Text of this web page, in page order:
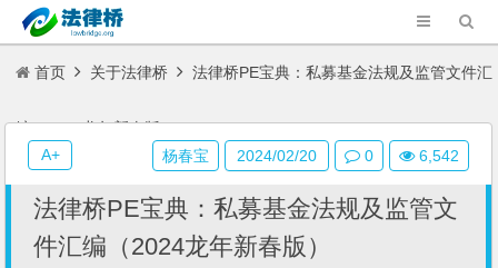
首页 关于法律桥 法律桥PE宝典：私募基金法规及监管文件汇
编（2024龙年新春版）
法律桥PE宝典：私募基金法规及监管文
件汇编（2024龙年新春版）
杨春宝 2024/02/20 0 6,542
A+